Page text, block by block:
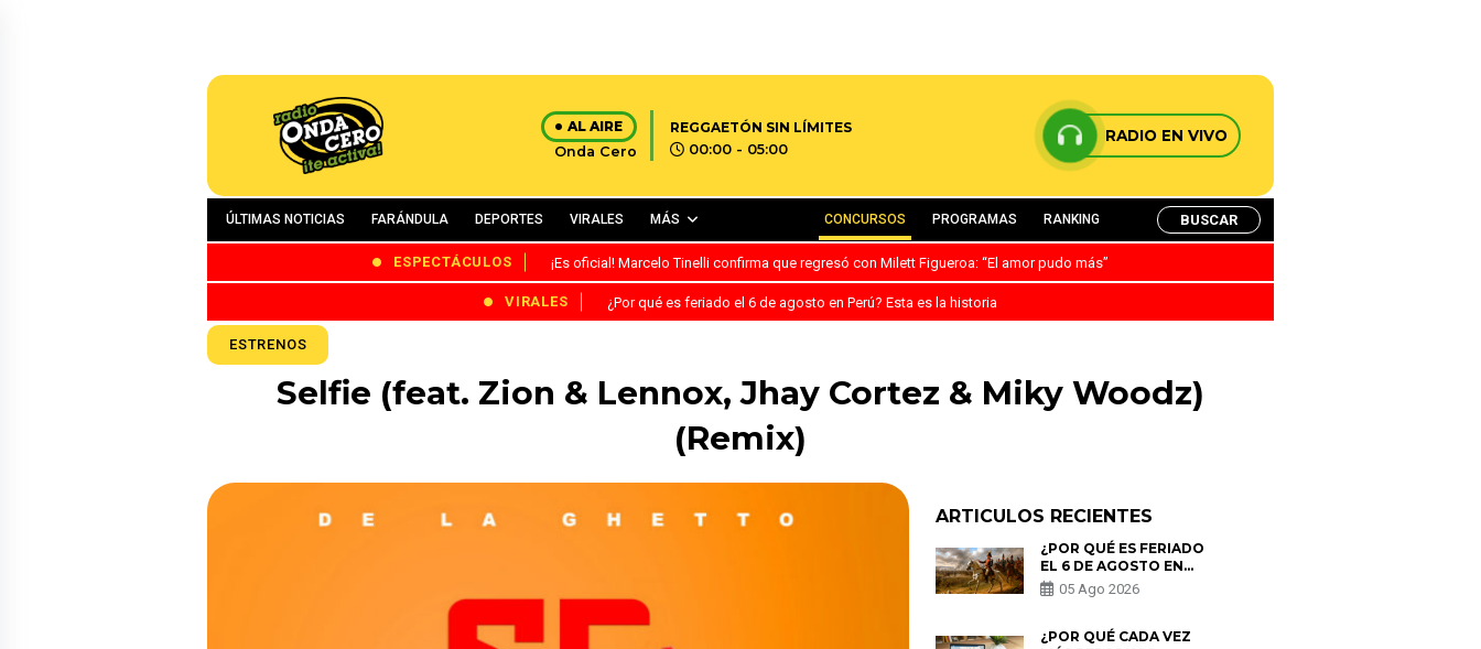
AL AIRE
Onda Cero
REGGAETÓN SIN LÍMITES
00:00 - 05:00
RADIO EN VIVO
ÚLTIMAS NOTICIAS FARÁNDULA DEPORTES VIRALES MÁS CONCURSOS PROGRAMAS RANKING BUSCAR
ESPECTÁCULOS ¡Es oficial! Marcelo Tinelli confirma que regresó con Milett Figueroa: “El amor pudo más”
VIRALES ¿Por qué es feriado el 6 de agosto en Perú? Esta es la historia
ESTRENOS
Selfie (feat. Zion & Lennox, Jhay Cortez & Miky Woodz)
(Remix)
ARTICULOS RECIENTES
¿POR QUÉ ES FERIADO
EL 6 DE AGOSTO EN
PERÚ? ESTA ES LA
HISTORIA
05 Ago 2026
¿POR QUÉ CADA VEZ